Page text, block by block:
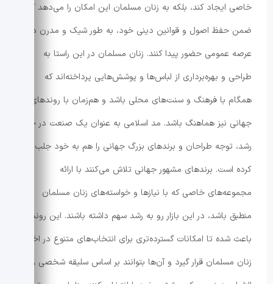
خاصی ایجاد کند، بلکه به زنان مسلمان این امکان را می‌دهد که
ضمن حفظ اصول و قوانین دینی خود، به طور شیک و مدرن در
عرصه عمومی حضور پیدا کنند. زنان مسلمان در این راستا به
طراحی و بهره‌برداری از لباس‌ها و پوشش‌هایی پرداخته‌اند که
همگام با فرهنگ و سنت‌های محلی باشد و هم‌زمان با روندهای
جهانی نیز هماهنگ باشد. مد اسلامی به عنوان یک صنعت در حال
رشد، توجه طراحان و برندهای بزرگ جهانی را هم به خود جلب
کرده است. برندهای مشهور جهانی تلاش می‌کنند با ارائه
مجموعه‌های خاصی که با نیازها و خواسته‌های زنان مسلمان
منطبق باشد، در این بازار رو به رشد سهم داشته باشند. این روند
باعث شده تا امکانات گسترده‌تری برای انتخاب‌های متنوع در اختیار
زنان مسلمان قرار گیرد و آن‌ها بتوانند بر اساس سلیقه شخصی و